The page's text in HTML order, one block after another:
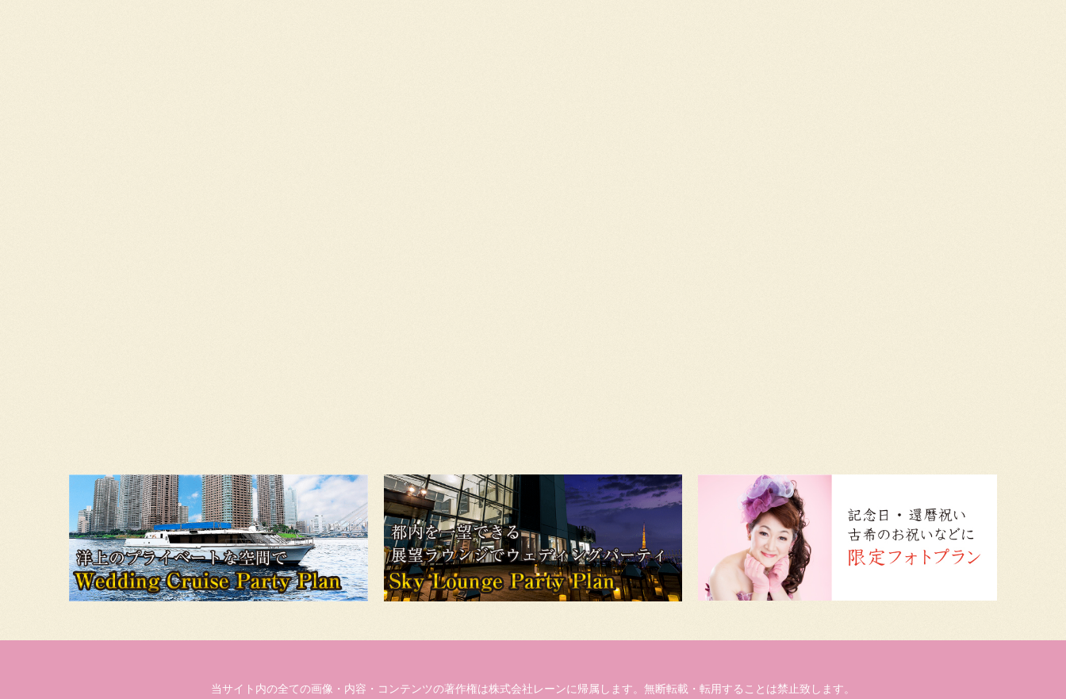
当サイト内の全ての画像・内容・コンテンツの著作権は株式会社レーンに帰属します。無断転載・転用することは禁止致します。